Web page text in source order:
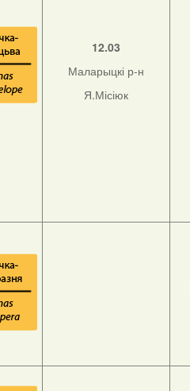
12.03
Маларыцкі р-н
Я.Місіюк